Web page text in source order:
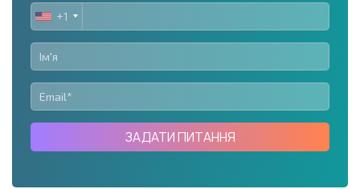
UNITED
STATES
+1
+1
ЗАДАТИ ПИТАННЯ